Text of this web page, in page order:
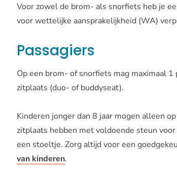
Voor zowel de brom- als snorfiets heb je
voor wettelijke aansprakelijkheid (WA)
Passagiers
Op een brom- of snorfiets mag maximaal
zitplaats (duo- of buddyseat).
Kinderen jonger dan 8 jaar mogen alleen
zitplaats hebben met voldoende steun
een stoeltje. Zorg altijd voor een
van kinderen.